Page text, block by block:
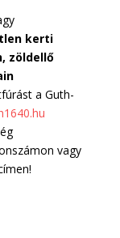
kerti
zöldellő
a Guth-
vagy